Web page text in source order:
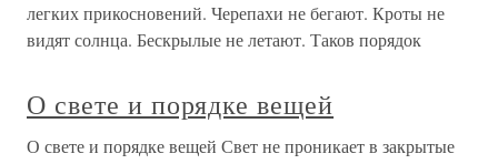
легких прикосновений. Черепахи не бегают. Кроты не
видят солнца. Бескрылые не летают. Таков порядок
О свете и порядке вещей
О свете и порядке вещей Свет не проникает в закрытые